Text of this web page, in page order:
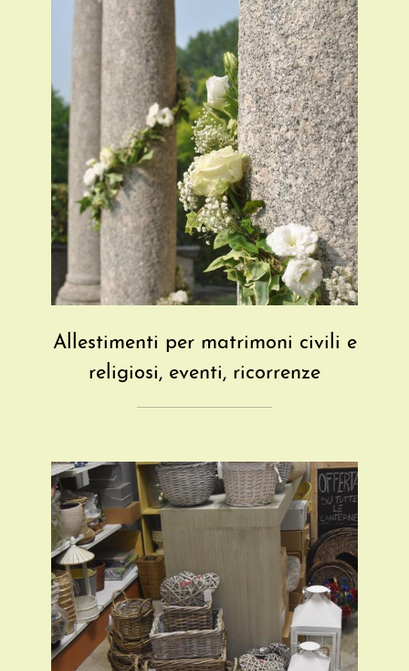
Allestimenti per matrimoni civili e
religiosi, eventi, ricorrenze